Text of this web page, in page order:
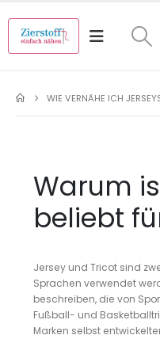
WIE VERNÄHE ICH
Warum
beliebt
Jersey und Tricot sind
Sprachen verwendet
beschreiben, die von
Fußball- und
Marken selbst